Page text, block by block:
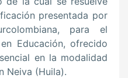
presentada por
para el
Educación, ofrecido
en la modalidad
Neiva (Huila).